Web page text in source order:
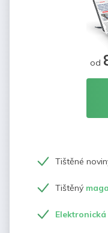
od
Tištěné
Tištěný